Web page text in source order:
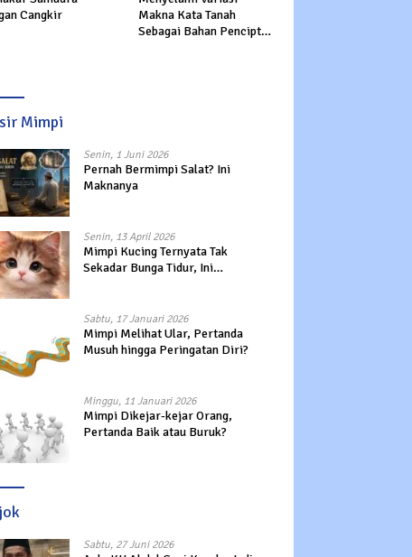
Cangkir
Makna Kata Tanah
Sebagai Bahan Pencipta
Mimpi
Senin, 1 Juni 2026
Pernah Bermimpi Salat? Ini
Maknanya
Senin, 13 April 2026
Mimpi Kucing Ternyata Tak
Sekadar Bunga Tidur, Ini
Sabtu, 17 Januari 2026
Mimpi Melihat Ular, Pertanda
Musuh hingga Peringatan Diri?
Minggu, 11 Januari 2026
Mimpi Dikejar-kejar Orang,
Pertanda Baik atau Buruk?
Sabtu, 27 Juni 2026